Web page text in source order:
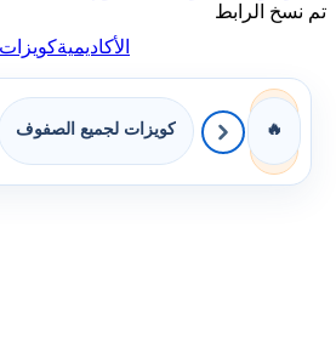
تم نسخ الرابط
الأكاديميةكويزات
🔥 كويزات لجميع الصفوف